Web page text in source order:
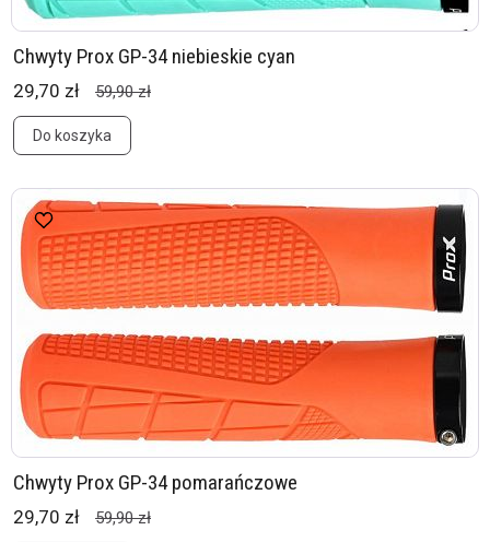
Chwyty Prox GP-34 niebieskie cyan
29,70 zł 59,90 zł
Do koszyka
Chwyty Prox GP-34 pomarańczowe
29,70 zł 59,90 zł